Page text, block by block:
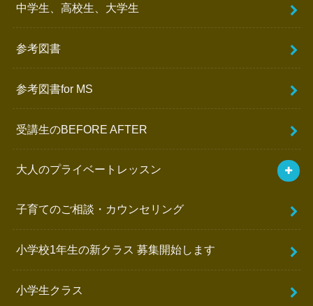
中学生、高校生、大学生
参考図書
参考図書for MS
受講生のBEFORE AFTER
大人のプライベートレッスン
子育てのご相談・カウンセリング
小学校1年生の新クラス 募集開始します
小学生クラス